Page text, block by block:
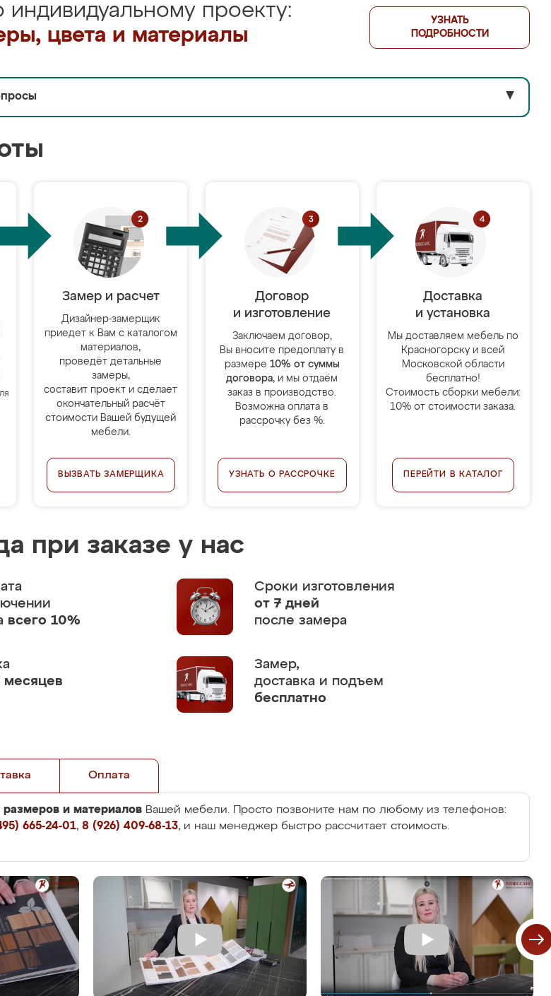
индивидуальному проекту:
цвета и материалы
УЗНАТЬ
ПОДРОБНОСТИ
▼
Замер и расчет
Дизайнер-замерщик
приедет к Вам с каталогом
материалов,
проведёт детальные
замеры,
составит проект и сделает
окончательный расчёт
стоимости Вашей будущей
мебели.
ВЫЗВАТЬ ЗАМЕРЩИКА
Договор
и изготовление
Заключаем договор,
Вы вносите предоплату в
размере 10% от суммы
договора, и мы отдаём
заказ в производство.
Возможна оплата в
рассрочку без %.
УЗНАТЬ О РАССРОЧКЕ
Доставка
и установка
Мы доставляем мебель по
Красногорску и всей
Московской области
бесплатно!
Стоимость сборки мебели:
10% от стоимости заказа.
ПЕРЕЙТИ В КАТАЛОГ
при заказе у нас
всего 10%
Сроки изготовления
от 7 дней
после замера
месяцев
Замер,
доставка и подъем
бесплатно
Оплата
размеров и материалов Вашей мебели. Просто позвоните нам по любому из телефонов:
665-24-01, 8 (926) 409-68-13, и наш менеджер быстро рассчитает стоимость.